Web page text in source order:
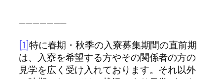
———————
[1]特に春期・秋季の入寮募集期間の直前期
は、入寮を希望する方やその関係者の方の
見学を広く受け入れております。それ以外